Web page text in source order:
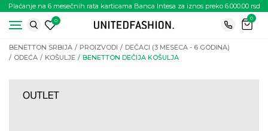
Plaćanje na 6 mesečnih rata karticama Banca Intesa za iznos preko 6.000.00 rsd
0
0
BENETTON SRBIJA PROIZVODI
DEČACI (3 MESECA - 6 GODINA)
ODEĆA
KOŠULJE BENETTON DEČIJA KOŠULJA